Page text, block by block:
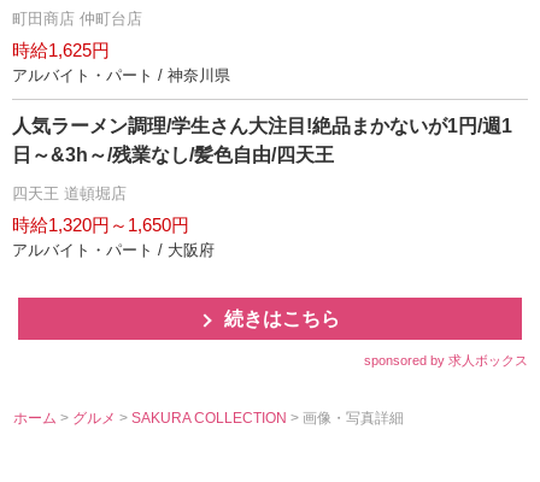
町田商店 仲町台店
時給1,625円
アルバイト・パート / 神奈川県
人気ラーメン調理/学生さん大注目!絶品まかないが1円/週1
日～&3h～/残業なし/髪色自由/四天王
四天王 道頓堀店
時給1,320円～1,650円
アルバイト・パート / 大阪府
続きはこちら
sponsored by 求人ボックス
ホーム > グルメ>SAKURA COLLECTION> 画像・写真詳細